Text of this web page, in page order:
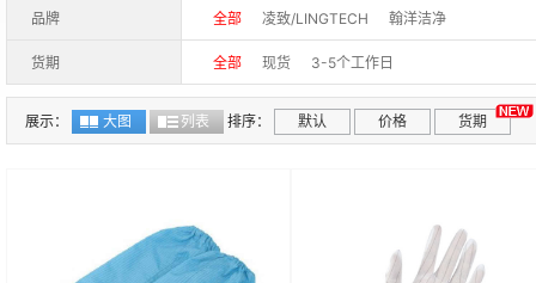
品牌 全部 凌致/LINGTECH 翰洋洁净
货期 全部 现货 3-5个工作日
展示： 大图 列表 排序： 默认 价格 货期